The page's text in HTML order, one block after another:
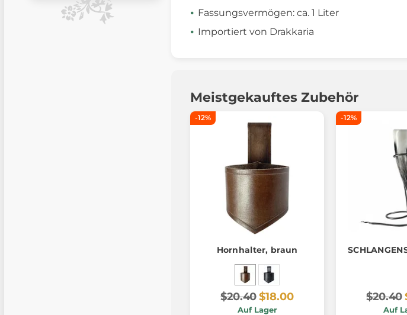
Fassungsvermögen: ca. 1 Liter
Importiert von Drakkaria
Meistgekauftes Zubehör
-12%
Hornhalter, braun
$20.40$18.00
Auf Lager
-12%
$20.40
Auf